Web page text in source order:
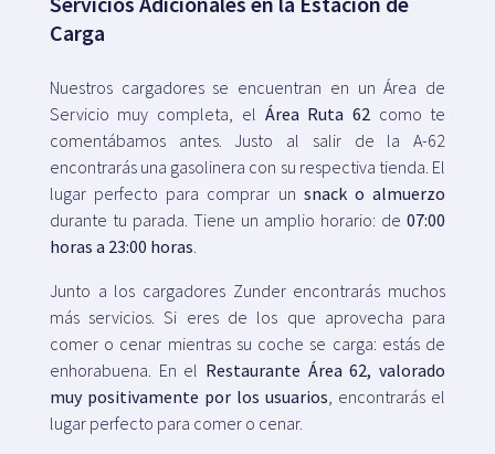
Carga
Nuestros cargadores se encuentran en un Área de
Servicio muy completa, el Área Ruta 62 como te
comentábamos antes. Justo al salir de la A-62
encontrarás una gasolinera con su respectiva tienda. El
lugar perfecto para comprar un snack o almuerzo
durante tu parada. Tiene un amplio horario: de07:00
horas a 23:00 horas
Junto a los cargadores Zunder encontrarás muchos
más servicios. Si eres de los que aprovecha para
comer o cenar mientras su coche se carga: estás de
enhorabuena. En el Restaurante Área 62, valorado
muy positivamente por los usuarios , encontrarás el
lugar perfecto para comer o cenar.